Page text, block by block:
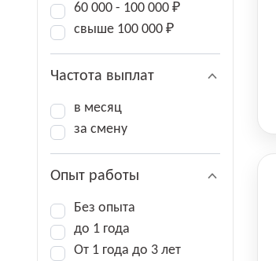
60 000 - 100 000 ₽
свыше 100 000 ₽
Частота выплат
в месяц
за смену
Опыт работы
Без опыта
до 1 года
От 1 года до 3 лет